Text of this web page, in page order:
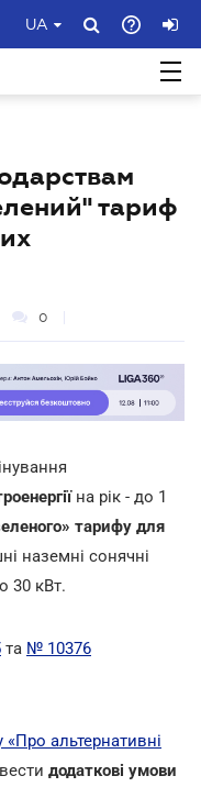
UA
тариф
0
на рік - до 1
тарифу для
наземні сонячні
30 кВт.
та № 10376
«Про альтернативні
додаткові умови